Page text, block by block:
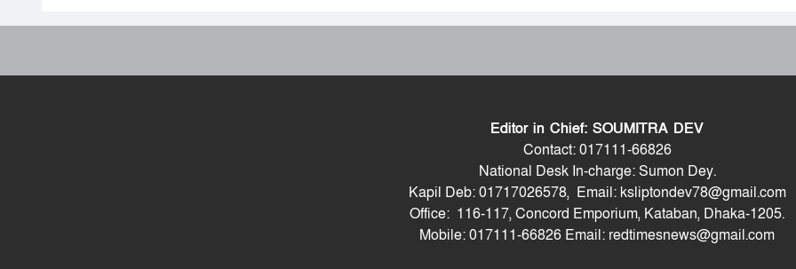
Editor in Chief: SOUMITRA DEV
Contact: 017111-66826
National Desk In-charge: Sumon Dey.
Kapil Deb: 01717026578, Email: ksliptondev78@gmail.com
Office: 116-117, Concord Emporium, Kataban, Dhaka-1205.
Mobile: 017111-66826 Email: redtimesnews@gmail.com